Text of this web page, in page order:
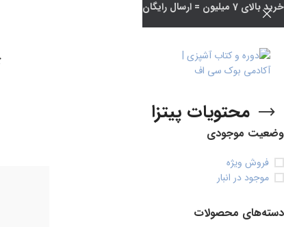
محتویات پیتزا
وضعیت موجودی
فروش ویژه
موجود در انبار
دسته‌های محصولات
خرید بالای 7 میلیون = ارسال رایگان